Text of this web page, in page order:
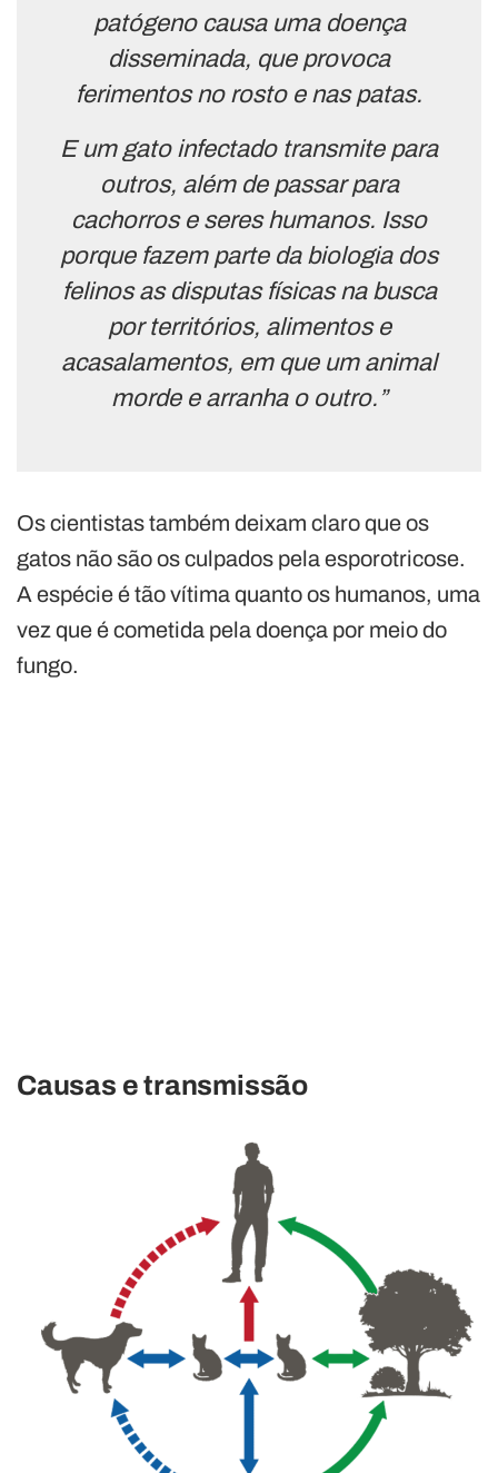
patógeno causa uma doença
disseminada, que provoca
ferimentos no rosto e nas patas.
E um gato infectado transmite para
outros, além de passar para
cachorros e seres humanos. Isso
porque fazem parte da biologia dos
felinos as disputas físicas na busca
por territórios, alimentos e
acasalamentos, em que um animal
morde e arranha o outro.”
Os cientistas também deixam claro que os
gatos não são os culpados pela esporotricose.
A espécie é tão vítima quanto os humanos, uma
vez que é cometida pela doença por meio do
fungo.
Causas e transmissão